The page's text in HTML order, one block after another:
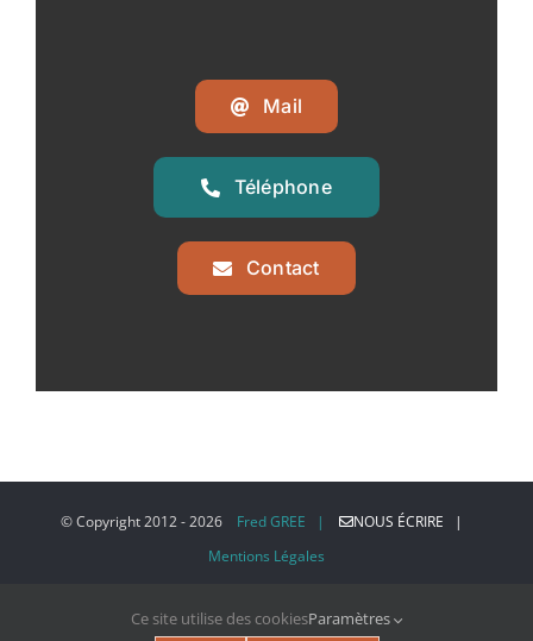
Mail
Téléphone
Contact
© Copyright 2012 -2026 Fred GREE |
NOUS ÉCRIRE |
Mentions Légales
Ce site utilise des cookiesParamètres